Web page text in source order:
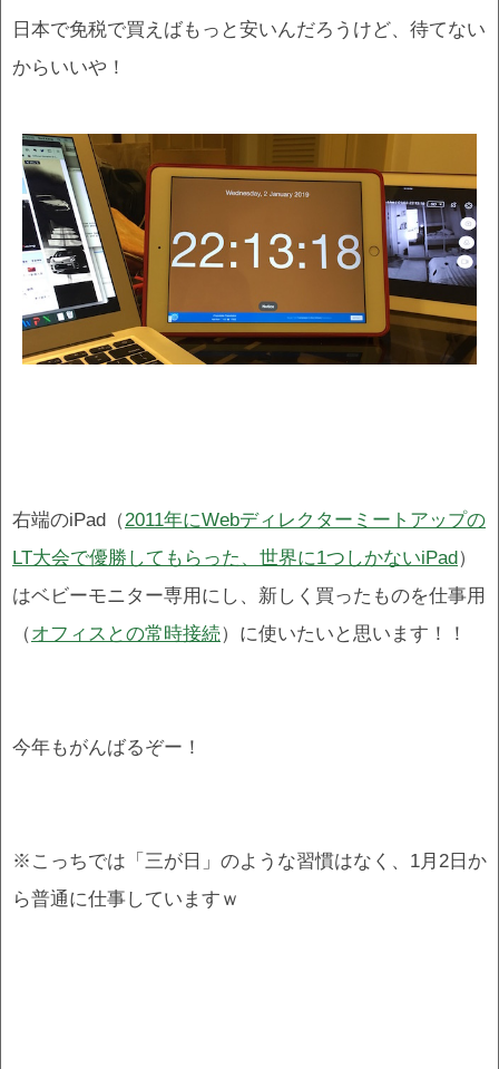
日本で免税で買えばもっと安いんだろうけど、待てない
からいいや！
右端のiPad（2011年にWebディレクターミートアップの
LT大会で優勝してもらった、世界に1つしかないiPad）
はベビーモニター専用にし、新しく買ったものを仕事用
（オフィスとの常時接続）に使いたいと思います！！
今年もがんばるぞー！
※こっちでは「三が日」のような習慣はなく、1月2日か
ら普通に仕事していますｗ